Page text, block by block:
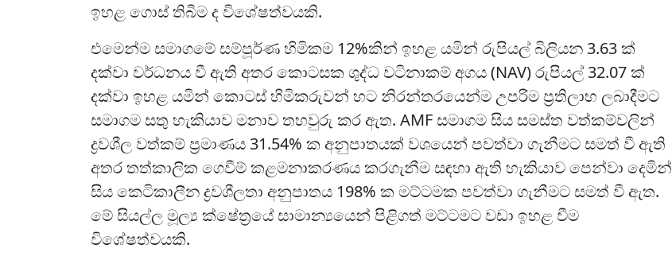
ඉහළ ගොස් තිබීම ද විශේෂත්වයකි.
එමෙන්ම සමාගමේ සම්පූර්ණ හිමිකම 12%කින් ඉහළ යමින් රුපියල් බිලියන 3.63 ක්
දක්වා වර්ධනය වී ඇති අතර කොටසක ශුද්ධ වටිනාකම් අගය (NAV) රුපියල් 32.07 ක්
දක්වා ඉහළ යමින් කොටස් හිමිකරුවන් හට නිරන්තරයෙන්ම උපරිම ප්‍රතිලාභ ලබාදීමට
සමාගම සතු හැකියාව මනාව තහවුරු කර ඇත. AMF සමාගම සිය සමස්ත වත්කම්වලින්
ද්‍රවශීල වත්කම් ප්‍රමාණය 31.54% ක අනුපාතයක් වශයෙන් පවත්වා ගැනීමට සමත් වී ඇති
අතර තත්කාලික ගෙවීම් කළමනාකරණය කරගැනීම සඳහා ඇති හැකියාව පෙන්වා දෙමින්
සිය කෙටිකාලීන ද්‍රවශීලතා අනුපාතය 198% ක මට්ටමක පවත්වා ගැනීමට සමත් වී ඇත.
මේ සියල්ල මූල්‍ය ක්ෂේත්‍රයේ සාමාන්‍යයෙන් පිළිගත් මට්ටමට වඩා ඉහළ වීම
විශේෂත්වයකි.